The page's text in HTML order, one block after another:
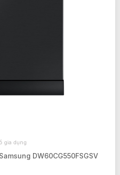
gia dụng
DW60CG550FSGSV